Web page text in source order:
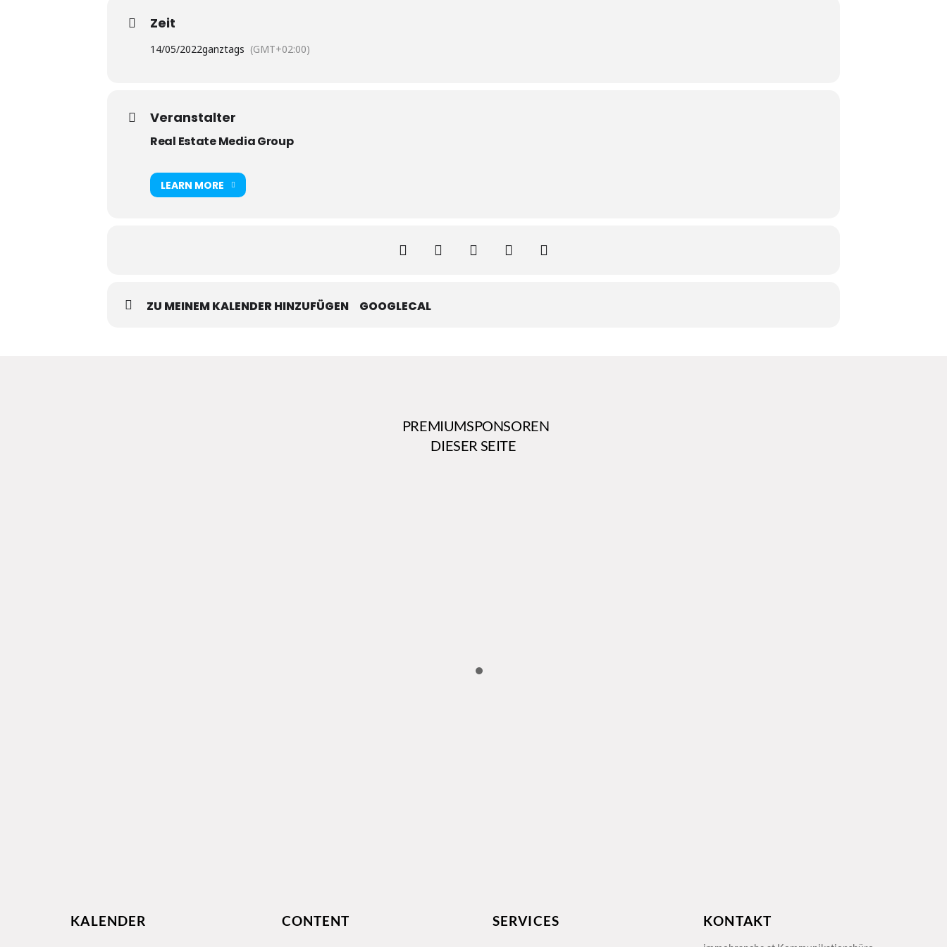
Zeit
14/05/2022ganztags (GMT+02:00)
Veranstalter
Real Estate Media Group
LEARN MORE
ZU MEINEM KALENDER HINZUFÜGEN GOOGLECAL
PREMIUMSPONSOREN
DIESER SEITE
KALENDER CONTENT SERVICES KONTAKT